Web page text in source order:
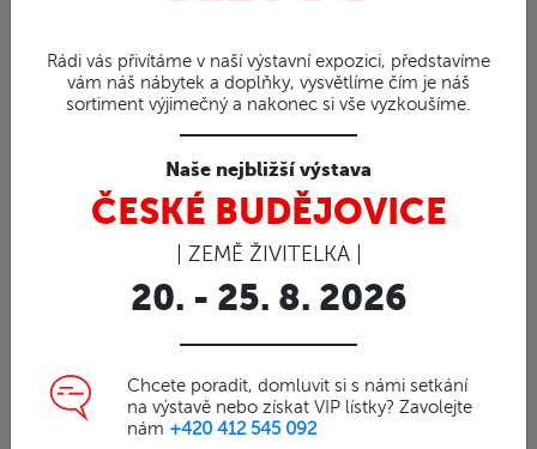
Rádi vás přivítáme v naší výstavní expozici, představíme
vám náš nábytek a doplňky, vysvětlíme čím je náš
sortiment výjimečný a nakonec si vše vyzkoušíme.
Naše nejbližší výstava
ČESKÉ BUDĚJOVICE
| ZEMĚ ŽIVITELKA |
20. - 25. 8. 2026
Chcete poradit, domluvit si s námi setkání
na výstavě nebo získat VIP lístky? Zavolejte
nám +420 412 545 092
Kostky (13)
Komody a regály (16)
Stojany (25)
Designové kuchyňské prkénka a bytové doplňky
Misky a ošatky (72)
Plastiky (30)
Koule (5)